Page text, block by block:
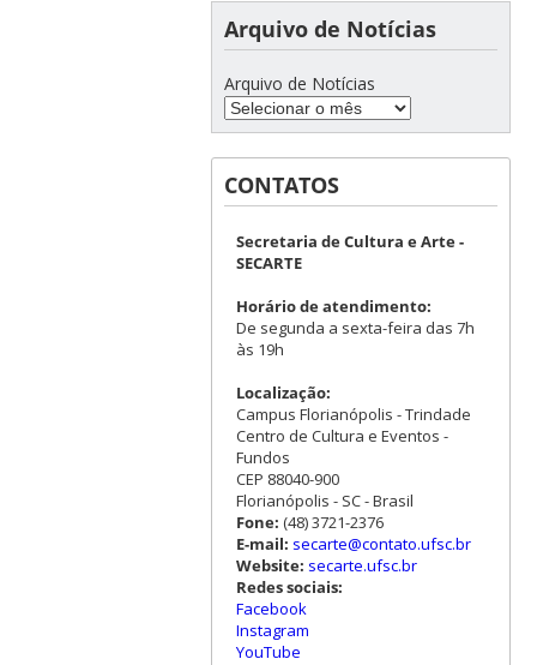
Arquivo de Notícias
Arquivo de Notícias
CONTATOS
Secretaria de Cultura e Arte -
SECARTE
Horário de atendimento:
De segunda a sexta-feira das 7h
às 19h
Localização:
Campus Florianópolis - Trindade
Centro de Cultura e Eventos -
Fundos
CEP 88040-900
Florianópolis - SC - Brasil
Fone: (48) 3721-2376
E-mail: secarte@contato.ufsc.br
Website: secarte.ufsc.br
Redes sociais:
Facebook
Instagram
YouTube